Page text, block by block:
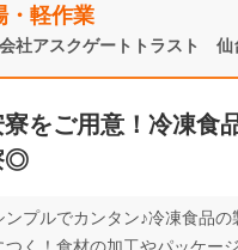
・軽作業
社アスクゲートトラスト 仙
をご用意！冷凍食
◎
ンプルでカンタン♪冷凍食品